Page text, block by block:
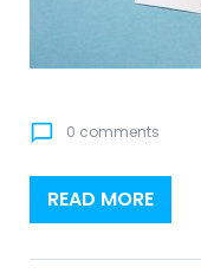
chat_bubble_outline 0 comments
READ MORE